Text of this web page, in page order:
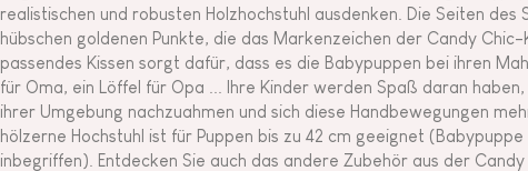
realistischen und robusten Holzhochstuhl ausdenken. Die Seiten des
hübschen goldenen Punkte, die das Markenzeichen der Candy Chic-
passendes Kissen sorgt dafür, dass es die Babypuppen bei ihren
für Oma, ein Löffel für Opa ... Ihre Kinder werden Spaß daran
ihrer Umgebung nachzuahmen und sich diese Handbewegungen
hölzerne Hochstuhl ist für Puppen bis zu 42 cm geeignet
inbegriffen). Entdecken Sie auch das andere Zubehör aus der Candy